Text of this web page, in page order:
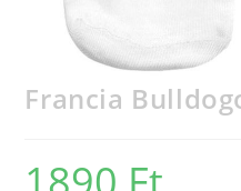
Francia